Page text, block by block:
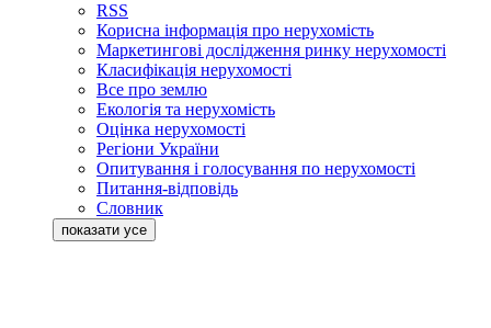
RSS
Корисна інформація про нерухомість
Маркетингові дослідження ринку нерухомості
Класифікація нерухомості
Все про землю
Екологія та нерухомість
Оцінка нерухомості
Регіони України
Опитування і голосування по нерухомості
Питання-відповідь
Словник